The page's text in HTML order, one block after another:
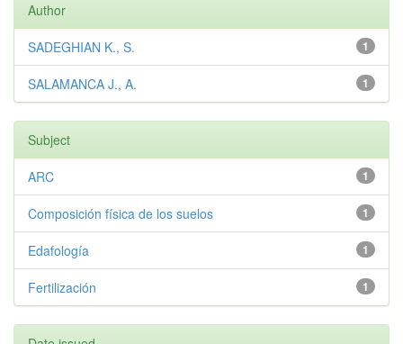
Author
1
SADEGHIAN K., S.
1
SALAMANCA J., A.
Subject
1
ARC
1
Composición física de los suelos
1
Edafología
1
Fertilización